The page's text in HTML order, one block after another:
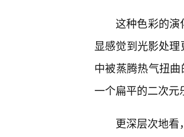
这种色彩的演
显感觉到光影处
中被蒸腾热气扭
一个扁平的二次元
更深层次地看